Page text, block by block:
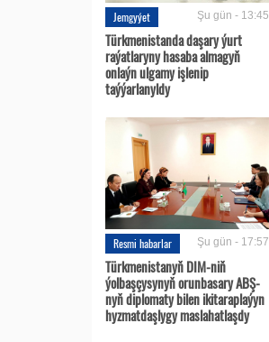
Jemgyýet Şu gün - 13:45
Türkmenistanda daşary ýurt
raýatlaryny hasaba almagyň
onlaýn ulgamy işlenip
taýýarlanyldy
Resmi habarlar Şu gün - 17:57
Türkmenistanyň DIM-niň
ýolbaşçysynyň orunbasary ABŞ-
nyň diplomaty bilen ikitaraplaýyn
hyzmatdaşlygy maslahatlaşdy